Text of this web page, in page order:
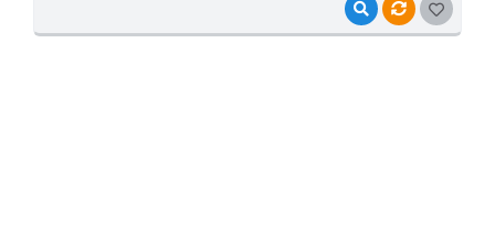
VISUALIZARVÍNCULOS